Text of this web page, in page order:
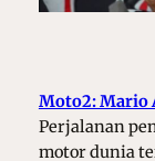
Moto2: Mario
Perjalanan
motor dunia